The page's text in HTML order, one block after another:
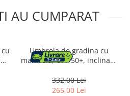
AU CUMPARAT
Umbrela de gradina cu
manivela, UPF 50+, inclinare
300x200 cm, maro taupe
332,00 Lei
265,00 Lei